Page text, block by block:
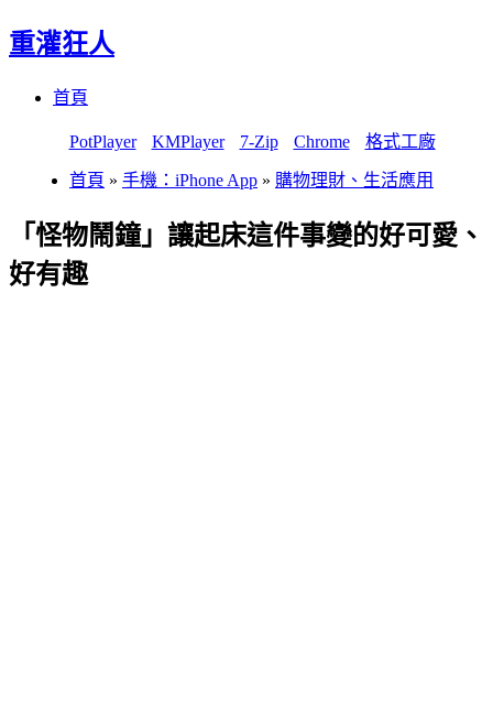
重灌狂人
首頁
PotPlayer KMPlayer 7-Zip Chrome 格式工廠
首頁 » 手機：iPhone App » 購物理財、生活應用
「怪物鬧鐘」讓起床這件事變的好可愛、
好有趣